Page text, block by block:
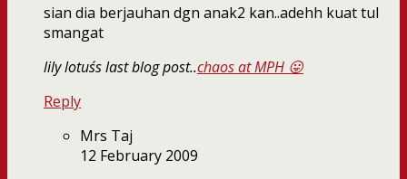
sian dia berjauhan dgn anak2 kan..adehh kuat tul
smangat
lily lotus´s last blog post..chaos at MPH 😛
Reply
Mrs Taj
12 February 2009